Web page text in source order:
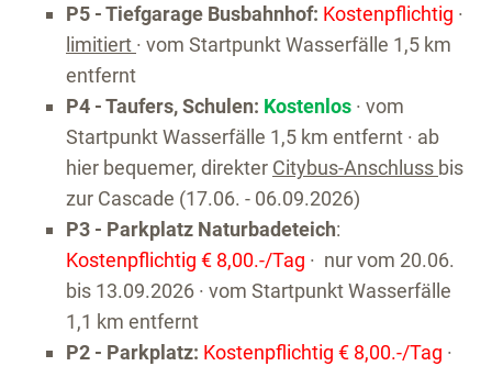
P5 - Tiefgarage Busbahnhof: Kostenpflichtig ·
limitiert · vom Startpunkt Wasserfälle 1,5 km
entfernt
P4 - Taufers, Schulen: Kostenlos · vom
Startpunkt Wasserfälle 1,5 km entfernt · ab
hier bequemer, direkter Citybus-Anschluss bis
zur Cascade (17.06. - 06.09.2026)
P3 - Parkplatz Naturbadeteich:
Kostenpflichtig € 8,00.-/Tag · nur vom 20.06.
bis 13.09.2026 · vom Startpunkt Wasserfälle
1,1 km entfernt
P2 - Parkplatz: Kostenpflichtig € 8,00.-/Tag ·